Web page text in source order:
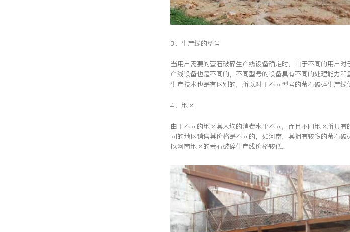
3、生产线的型号
当用户需要的萤石破碎生产线设备确定时，由于不同的用户
产线设备也是不同的，不同型号的设备具有不同的处理能力
生产技术也是有区别的，所以对于不同型号的萤石破碎生产线
4、地区
由于不同的地区其人均的消费水平不同，而且不同地区所具
同的地区销售其价格是不同的，如河南，其拥有较多的萤石
以河南地区的萤石破碎生产线价格较低。